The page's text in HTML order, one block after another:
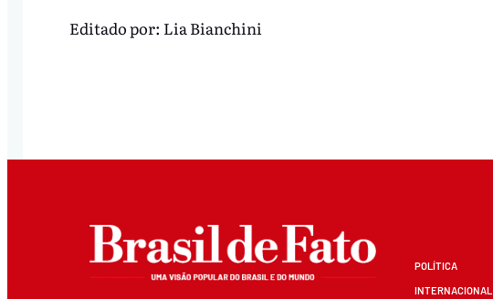
Editado por: Lia Bianchini
POLÍTICA
INTERNACIONAL